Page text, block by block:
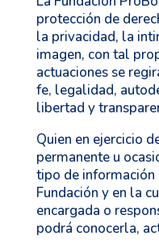
protección de
la privacidad, la
imagen, con tal
actuaciones se
fe, legalidad,
libertad y
Quien en ejercicio
permanente u
tipo de
Fundación y en la
encargada o
podrá conocerla,